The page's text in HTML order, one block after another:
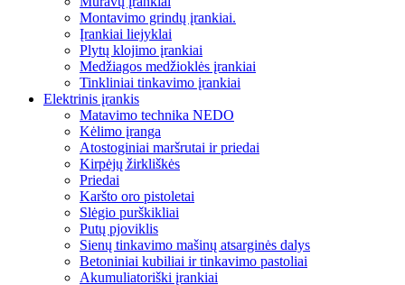
Montavimo grindų įrankiai.
Įrankiai liejyklai
Plytų klojimo įrankiai
Medžiagos medžioklės įrankiai
Tinkliniai tinkavimo įrankiai
Elektrinis įrankis
Matavimo technika NEDO
Kėlimo įranga
Atostoginiai maršrutai ir priedai
Kirpėjų žirkliškės
Priedai
Karšto oro pistoletai
Slėgio purškikliai
Putų pjoviklis
Sienų tinkavimo mašinų atsarginės dalys
Betoniniai kubiliai ir tinkavimo pastoliai
Akumuliatoriški įrankiai